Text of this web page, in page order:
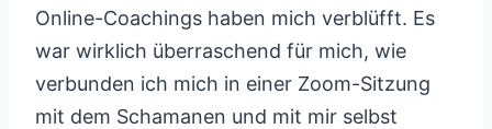
Online-Coachings haben mich verblüfft. Es
war wirklich überraschend für mich, wie
verbunden ich mich in einer Zoom-Sitzung
mit dem Schamanen und mit mir selbst